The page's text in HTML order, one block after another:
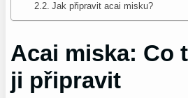
Jak připravit acai misku?
Acai miska: Co
ji připravit